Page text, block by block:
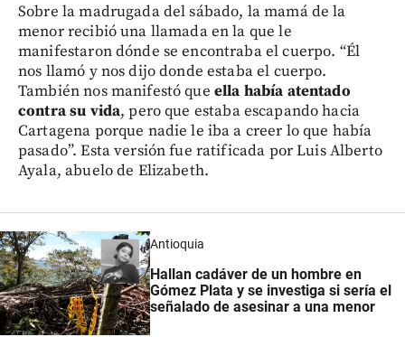
Sobre la madrugada del sábado, la mamá de la
menor recibió una llamada en la que le
manifestaron dónde se encontraba el cuerpo. “Él
nos llamó y nos dijo donde estaba el cuerpo.
También nos manifestó que ella había atentado
contra su vida, pero que estaba escapando hacia
Cartagena porque nadie le iba a creer lo que había
pasado”. Esta versión fue ratificada por Luis Alberto
Ayala, abuelo de Elizabeth.
Antioquia
Hallan cadáver de un hombre en
Gómez Plata y se investiga si sería el
señalado de asesinar a una menor